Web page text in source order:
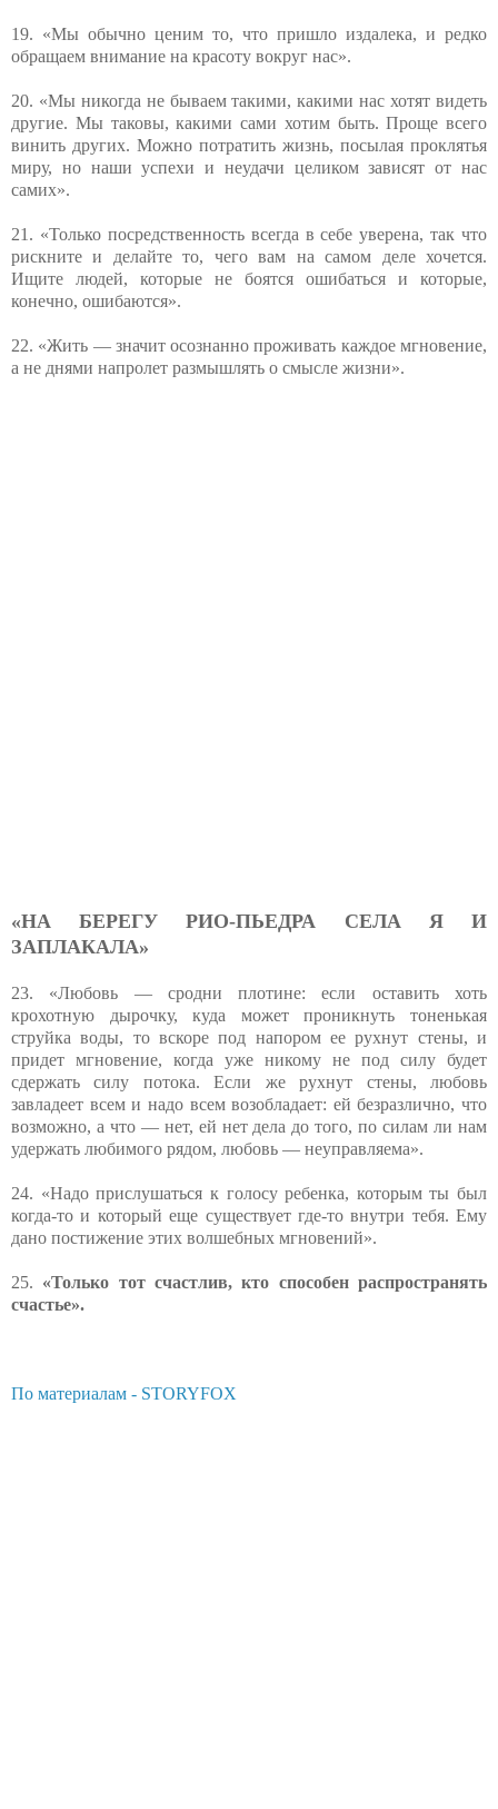
19. «Мы обычно ценим то, что пришло издалека, и редко
обращаем внимание на красоту вокруг нас».
20. «Мы никогда не бываем такими, какими нас хотят видеть
другие. Мы таковы, какими сами хотим быть. Проще всего
винить других. Можно потратить жизнь, посылая проклятья
миру, но наши успехи и неудачи целиком зависят от нас
самих».
21. «Только посредственность всегда в себе уверена, так что
рискните и делайте то, чего вам на самом деле хочется.
Ищите людей, которые не боятся ошибаться и которые,
конечно, ошибаются».
22. «Жить — значит осознанно проживать каждое мгновение,
а не днями напролет размышлять о смысле жизни».
«НА БЕРЕГУ РИО-ПЬЕДРА СЕЛА Я И
ЗАПЛАКАЛА»
23. «Любовь — сродни плотине: если оставить хоть
крохотную дырочку, куда может проникнуть тоненькая
струйка воды, то вскоре под напором ее рухнут стены, и
придет мгновение, когда уже никому не под силу будет
сдержать силу потока. Если же рухнут стены, любовь
завладеет всем и надо всем возобладает: ей безразлично, что
возможно, а что — нет, ей нет дела до того, по силам ли нам
удержать любимого рядом, любовь — неуправляема».
24. «Надо прислушаться к голосу ребенка, которым ты был
когда-то и который еще существует где-то внутри тебя. Ему
дано постижение этих волшебных мгновений».
25. «Только тот счастлив, кто способен распространять
счастье».
По материалам - STORYFOX